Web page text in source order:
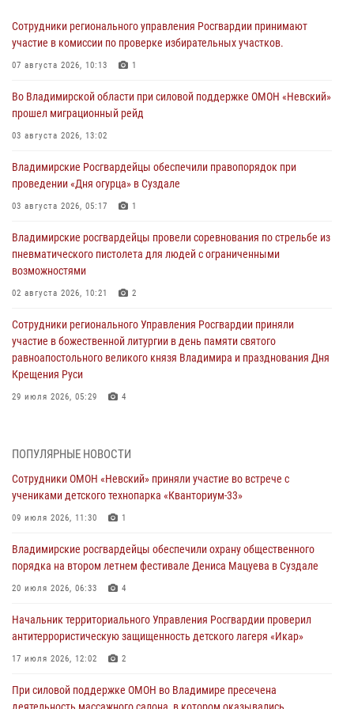
Сотрудники регионального управления Росгвардии принимают
участие в комиссии по проверке избирательных участков.
07 августа 2026, 10:13 1
Во Владимирской области при силовой поддержке ОМОН «Невский»
прошел миграционный рейд
03 августа 2026, 13:02
Владимирские Росгвардейцы обеспечили правопорядок при
проведении «Дня огурца» в Суздале
03 августа 2026, 05:17 1
Владимирские росгвардейцы провели соревнования по стрельбе из
пневматического пистолета для людей с ограниченными
возможностями
02 августа 2026, 10:21 2
Сотрудники регионального Управления Росгвардии приняли
участие в божественной литургии в день памяти святого
равноапостольного великого князя Владимира и празднования Дня
Крещения Руси
29 июля 2026, 05:29 4
интимные услуги
28 июля 2026, 11:51
Во Владимирcкой области открыли профильную Росгвардейскую
27 июля 2026, 16:43 2
Владимирские росгвардейцы обеспечили охрану общественного
20 июля 2026, 06:33 4
Военнослужащий военного оркестра регионального Управления
105-летию Центрального округа
ПОПУЛЯРНЫЕ НОВОСТИ
Сотрудники ОМОН «Невский» приняли участие во встрече с
учениками детского технопарка «Кванториум-33»
09 июля 2026, 11:30 1
Владимирские росгвардейцы обеспечили охрану общественного
порядка на втором летнем фестивале Дениса Мацуева в Суздале
20 июля 2026, 06:33 4
Начальник территориального Управления Росгвардии проверил
антитеррористическую защищенность детского лагеря «Икар»
17 июля 2026, 12:02 2
При силовой поддержке ОМОН во Владимире пресечена